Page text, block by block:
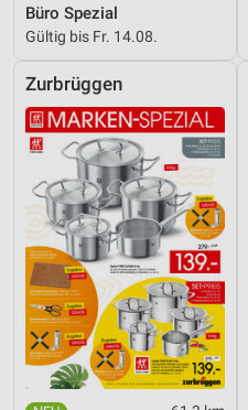
Büro Spezial
Gültig bis Fr. 14.08.
Zurbrüggen